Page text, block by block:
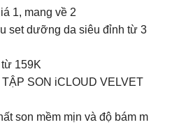
1, mang về 2
set dưỡng da siêu đỉnh từ 3
159K
SON iCLOUD VELVET
son mềm mịn và độ bám m